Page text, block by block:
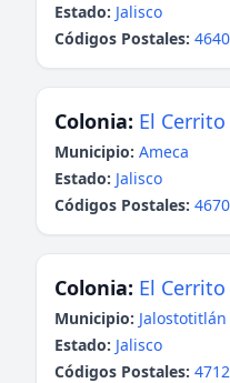
Estado: Jalisco
Códigos Postales:
Colonia: El
Municipio: Ameca
Estado: Jalisco
Códigos Postales:
Colonia: El
Municipio: Jalostotitlán
Estado: Jalisco
Códigos Postales: